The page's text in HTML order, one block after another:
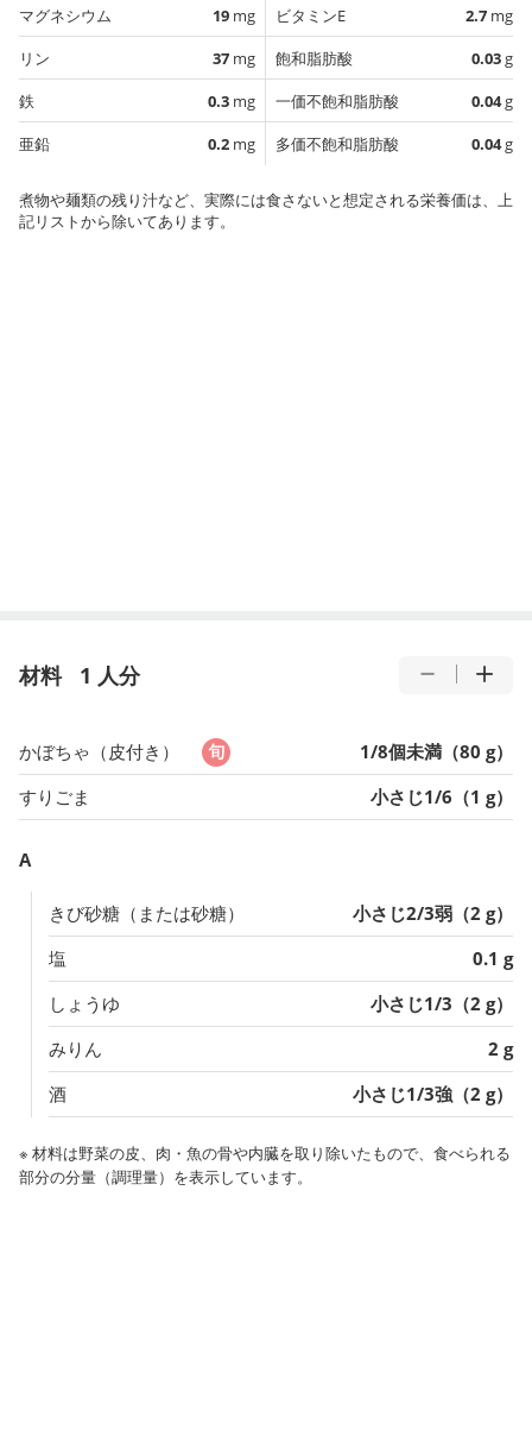
マグネシウム
19 mg
リン
37 mg
鉄
0.3 mg
亜鉛
0.2 mg
ビタミンE
2.7 mg
飽和脂肪酸
0.03g
一価不飽和脂肪酸
0.04g
多価不飽和脂肪酸
0.04g
煮物や麺類の残り汁など、実際には食さないと想定される栄養価は、上
記リストから除いてあります。
材料 1 人分
かぼちゃ（皮付き）
1/8個未満（80 g）
すりごま
小さじ1/6（1 g）
A
きび砂糖（または砂糖）
小さじ2/3弱（2 g）
塩
0.1 g
しょうゆ
小さじ1/3（2 g）
みりん
2 g
酒
小さじ1/3強（2 g）
※ 材料は野菜の皮、肉・魚の骨や内臓を取り除いたもので、食べられる
部分の分量（調理量）を表示しています。